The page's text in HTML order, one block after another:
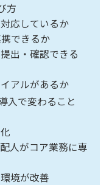
方
応しているか
できるか
出・確認できる
アルがあるか
入で変わること
人がコア業務に専
境が改善